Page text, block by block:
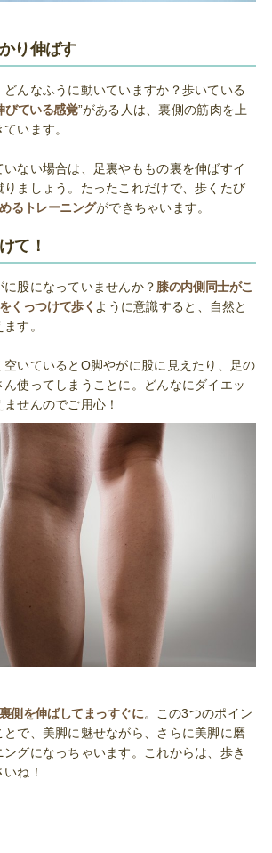
り伸ばす
んなふうに動いていますか？歩いている
びている感覚”がある人は、裏側の筋肉を上
います。
ない場合は、足裏やももの裏を伸ばすイ
りましょう。たったこれだけで、歩くたび
るトレーニングができちゃいます。
て！
股になっていませんか？ 膝の内側同士がこ
くっつけて歩く ように意識すると、自然と
す。
いているとO脚やがに股に見えたり、足の
使ってしまうことに。どんなにダイエッ
せんのでご用心！
側を伸ばしてまっすぐに。この3つのポイン
とで、美脚に魅せながら、さらに美脚に磨
グになっちゃいます。これからは、歩き
ね！